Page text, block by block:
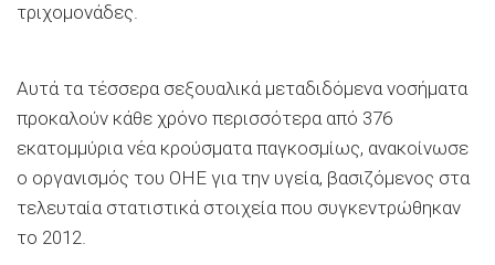
τριχομονάδες.
Αυτά τα τέσσερα σεξουαλικά μεταδιδόμενα νοσήματα
προκαλούν κάθε χρόνο περισσότερα από 376
εκατομμύρια νέα κρούσματα παγκοσμίως, ανακοίνωσε
ο οργανισμός του ΟΗΕ για την υγεία, βασιζόμενος στα
τελευταία στατιστικά στοιχεία που συγκεντρώθηκαν
το 2012.